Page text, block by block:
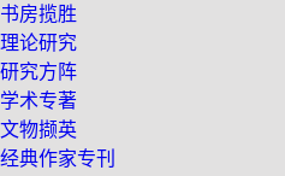
书房揽胜
理论研究
研究方阵
学术专著
文物撷英
经典作家专刊